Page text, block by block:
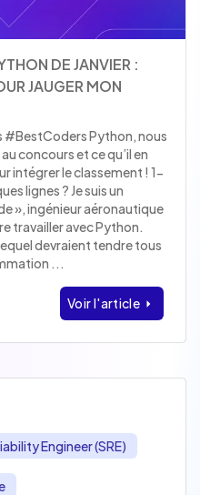
DE JANVIER :
JAUGER MON
#BestCoders Python, nous
concours et ce qu’il en
intégrer le classement ! 1-
lignes ? Je suis un
», ingénieur aéronautique
travailler avec Python.
devraient tendre tous
...
Voir l'article
Engineer (SRE)